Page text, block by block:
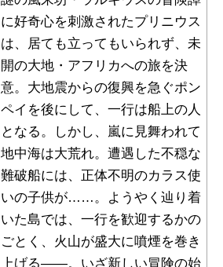
に好奇心を刺激されたプリニウス
は、居ても立ってもいられず、未
開の大地・アフリカへの旅を決
意。大地震からの復興を急ぐポン
ペイを後にして、一行は船上の人
となる。しかし、嵐に見舞われて
地中海は大荒れ。遭遇した不穏な
難破船には、正体不明のカラス使
いの子供が……。ようやく辿り着
いた島では、一行を歓迎するかの
ごとく、火山が盛大に噴煙を巻き
上げる――。いざ新しい冒険の始